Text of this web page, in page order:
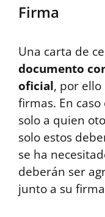
Firma
Una carta de
documento
oficial, por ello
firmas. En
solo a quien
solo estos
se ha
deberán ser
junto a su